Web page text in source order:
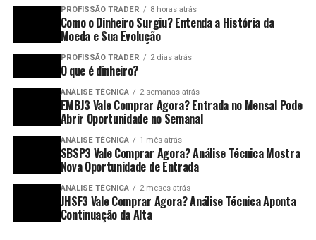
PROFISSÃO TRADER 8 horas atrás
Como o Dinheiro Surgiu? Entenda a História da
Moeda e Sua Evolução
PROFISSÃO TRADER 2 dias atrás
O que é dinheiro?
ANÁLISE TÉCNICA 2 semanas atrás
EMBJ3 Vale Comprar Agora? Entrada no Mensal Pode
Abrir Oportunidade no Semanal
ANÁLISE TÉCNICA 1 mês atrás
SBSP3 Vale Comprar Agora? Análise Técnica Mostra
Nova Oportunidade de Entrada
ANÁLISE TÉCNICA 2 meses atrás
JHSF3 Vale Comprar Agora? Análise Técnica Aponta
Continuação da Alta